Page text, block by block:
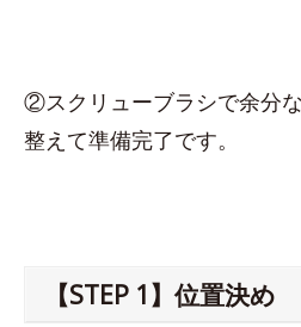
②スクリューブラシで余分
整えて準備完了です。
【STEP 1】位置決め